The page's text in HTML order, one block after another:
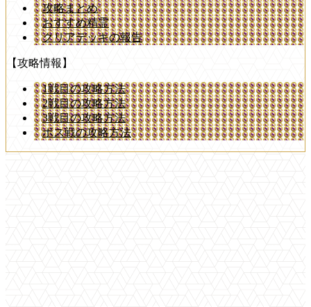
攻略まとめ
おすすめ精霊
クリアデッキの報告
【攻略情報】
1戦目の攻略方法
2戦目の攻略方法
3戦目の攻略方法
ボス戦の攻略方法